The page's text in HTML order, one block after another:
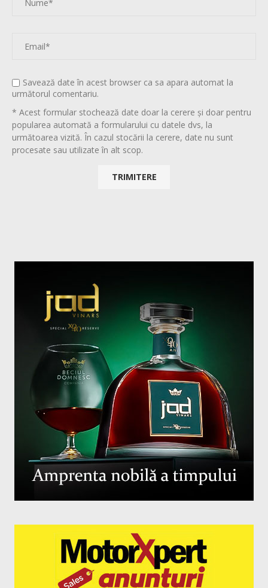
Savează date în acest browser ca sa apara automat la
următorul comentariu.
* Acest formular stochează date doar la cerere și doar pentru
popularea automată a formularului cu datele dvs, la
următoarea vizită. În cazul stocării la cerere, date nu sunt
procesate sau utilizate în alt scop.